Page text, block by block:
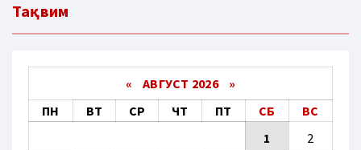
Тақвим
« АВГУСТ 2026 »
ПН
ВТ СР ЧТ ПТ СБ
ВС
1
2